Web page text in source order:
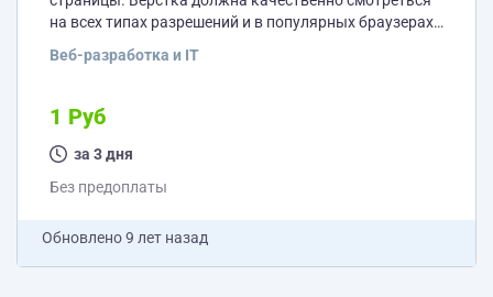
на всех типах разрешений и в популярных браузерах.
фиксированными 2) Левое меню выпадают
Выпадение корзины/авторизации при наведении/
клику 5) Возможно еще какие очевидные детали с
макета
Веб-разработка и IT
1 Руб
за 3 дня
Без предоплаты
Обновлено9 лет назад